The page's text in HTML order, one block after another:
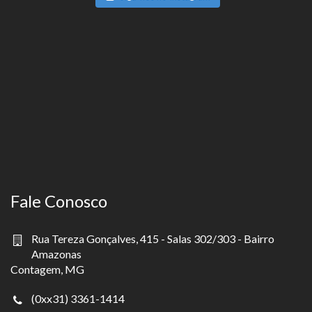
Fale Conosco
Rua Tereza Gonçalves, 415 - Salas 302/303 - Bairro
Amazonas
Contagem, MG
(0xx31) 3361-1414